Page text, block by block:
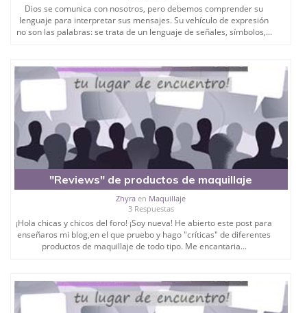
Dios se comunica con nosotros, pero debemos comprender su
lenguaje para interpretar sus mensajes. Su vehículo de expresión
no son las palabras: se trata de un lenguaje de señales, símbolos,...
"Reviews" de productos de maquillaje
Zhyra en Maquillaje
3 Respuestas
¡Hola chicas y chicos del foro! ¡Soy nueva! He abierto este post para
enseñaros mi blog,en el que pruebo y hago "críticas" de diferentes
productos de maquillaje de todo tipo. Me encantaria...